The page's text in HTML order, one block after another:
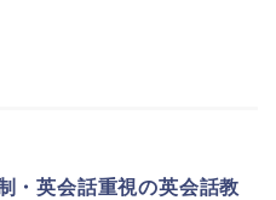
・英会話重視の英会話教